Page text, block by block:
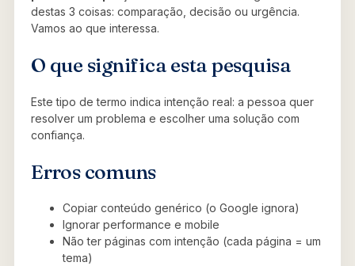
destas 3 coisas: comparação, decisão ou urgência.
Vamos ao que interessa.
O que significa esta pesquisa
Este tipo de termo indica intenção real: a pessoa quer
resolver um problema e escolher uma solução com
confiança.
Erros comuns
Copiar conteúdo genérico (o Google ignora)
Ignorar performance e mobile
Não ter páginas com intenção (cada página = um
tema)